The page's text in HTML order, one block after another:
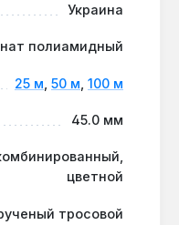
25 м, для
в порту или на
безопасности:
канаты по
стойкости:
— при работе в
Украина
полиамидный
25 м 50 м 100 м
45.0 мм
цветной
тросовой